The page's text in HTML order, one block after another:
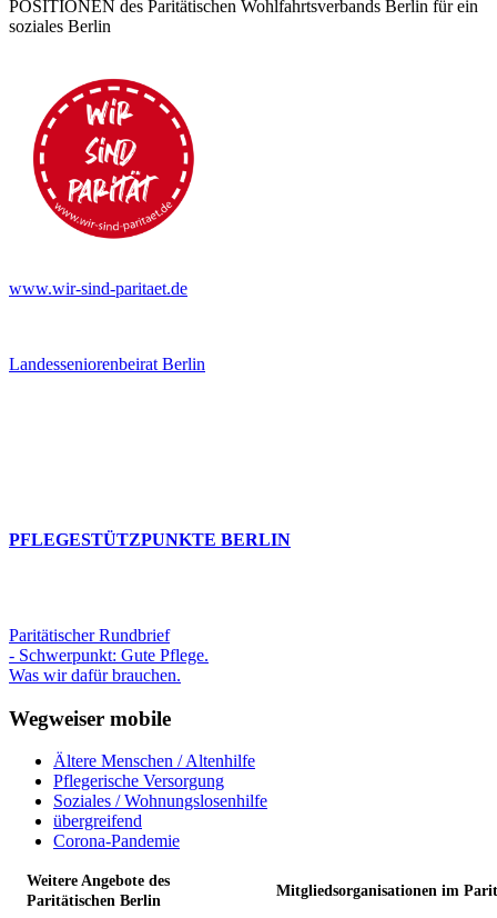
POSITIONEN des Paritätischen Wohlfahrtsverbands Berlin für ein
soziales Berlin
www.wir-sind-paritaet.de
Landesseniorenbeirat Berlin
PFLEGESTÜTZPUNKTE BERLIN
Paritätischer Rundbrief
- Schwerpunkt: Gute Pflege.
Was wir dafür brauchen.
Wegweiser mobile
Ältere Menschen / Altenhilfe
Pflegerische Versorgung
Soziales / Wohnungslosenhilfe
übergreifend
Corona-Pandemie
Weitere Angebote des
Paritätischen Berlin
Mitgliedsorganisationen im